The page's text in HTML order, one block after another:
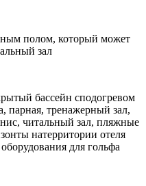
полом, который может
зал
бассейн сподогревом
парная, тренажерный зал,
читальный зал, пляжные
натерритории отеля
для гольфа